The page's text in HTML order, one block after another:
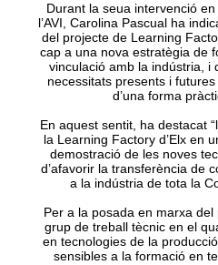
Durant la seua intervenció
l’AVI, Carolina Pascual ha
del projecte de Learning
cap a una nova estratègia de
vinculació amb la indústria, i
necessitats presents i
d’una forma
En aquest sentit, ha destacat
la Learning Factory d’Elx en
demostració de les noves
d’afavorir la transferència de
a la indústria de tota la
Per a la posada en marxa del
grup de treball tècnic en el
en tecnologies de la
sensibles a la formació en